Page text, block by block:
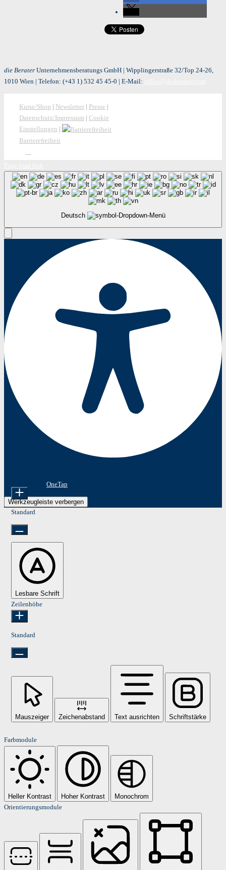
die Berater Unternehmensberatungs GmbH | Wipplingerstraße 32/Top 24-26,
1010 Wien | Telefon: (+43 1) 532 45 45-0 | E-Mail:
Kurse/Shop | Newsletter | Presse |
Datenschutz/Impressum | Cookie
Einstellungen |
Barrierefreiheit
Deutsch
OneTap
Werkzeugleiste verbergen
Standard
Lesbare Schrift
Zeilenhöhe
Standard
Mauszeiger Zeichenabstand Text ausrichten Schriftstärke
Farbmodule
Heller Kontrast Hoher Kontrast
Monochrom
Orientierungsmodule